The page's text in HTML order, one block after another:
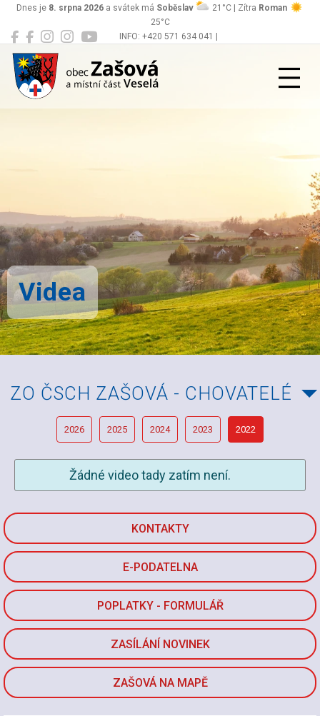
INFO: +420 571 634 041 |
Dnes je 8. srpna 2026 a svátek má Soběslav 21°C | Zítra Roman
25°C
Zašová
Videa
KONTAKTY
E-PODATELNA
POPLATKY - FORMULÁŘ
ZASÍLÁNÍ NOVINEK
ZAŠOVÁ NA MAPĚ
ZO ČSCH ZAŠOVÁ - CHOVATELÉ
2026 2025 2024 2023 2022
Žádné video tady zatím není.